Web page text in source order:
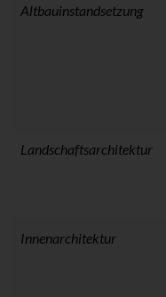
Altbauinstandsetzung
Landschaftsarchitektur
Innenarchitektur